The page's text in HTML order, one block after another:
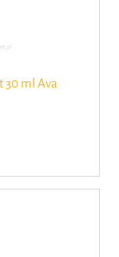
30 ml Ava